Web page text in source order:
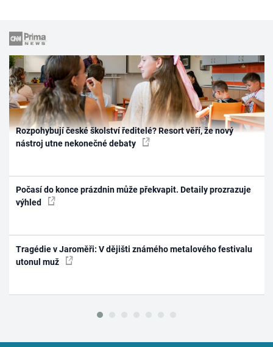
Rozpohybují české školství ředitelé? Resort věří, že nový
nástroj utne nekonečné debaty
Počasí do konce prázdnin může překvapit. Detaily prozrazuje
výhled
Tragédie v Jaroměři: V dějišti známého metalového festivalu
utonul muž